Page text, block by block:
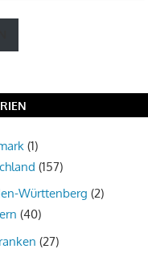
(1)
(157)
Württenberg (2)
(40)
(27)